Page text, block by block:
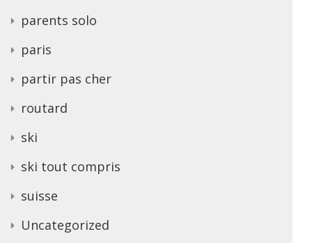
parents solo
paris
partir pas cher
routard
ski
ski tout compris
suisse
Uncategorized